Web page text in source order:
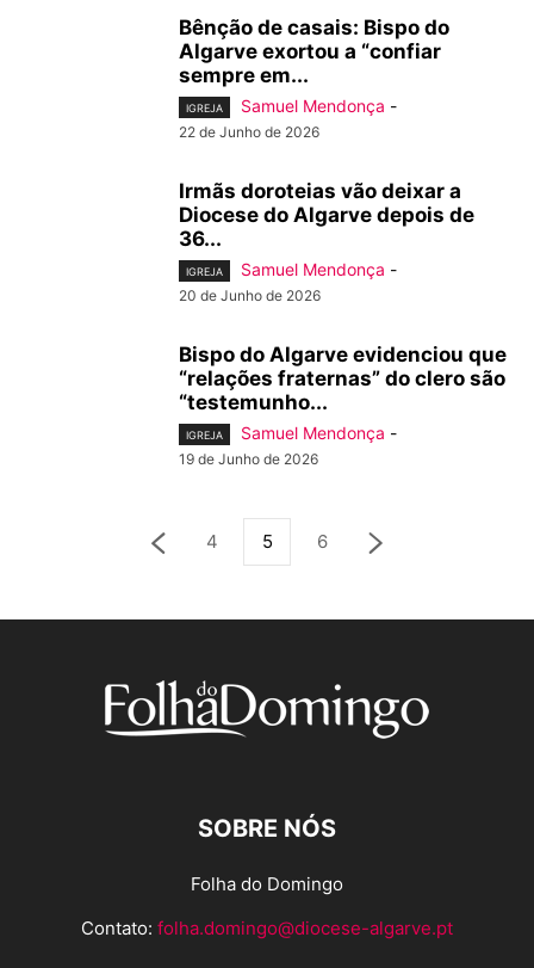
Bênção de casais: Bispo do
Algarve exortou a “confiar
sempre em...
IGREJA Samuel Mendonça -
22 de Junho de 2026
Irmãs doroteias vão deixar a
Diocese do Algarve depois de
36...
IGREJA Samuel Mendonça -
20 de Junho de 2026
Bispo do Algarve evidenciou que
“relações fraternas” do clero são
“testemunho...
IGREJA Samuel Mendonça -
19 de Junho de 2026
4 5 6
SOBRE NÓS
Folha do Domingo
Contato: folha.domingo@diocese-algarve.pt